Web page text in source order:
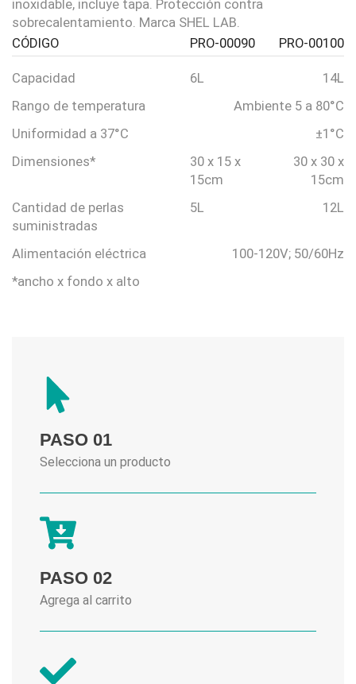
inoxidable, incluye tapa. Protección contra
sobrecalentamiento. Marca SHEL LAB.
CÓDIGO
PRO-00090 PRO-00100
Capacidad 6L
14L
Rango de temperatura
Ambiente 5 a 80°C
Uniformidad a 37°C
±1°C
Dimensiones*
30 x 15 x
15cm
30 x 30 x
15cm
Cantidad de perlas
suministradas
5L 12L
Alimentación eléctrica
100-120V; 50/60Hz
*ancho x fondo x alto
PASO 01
Selecciona un producto
PASO 02
Agrega al carrito